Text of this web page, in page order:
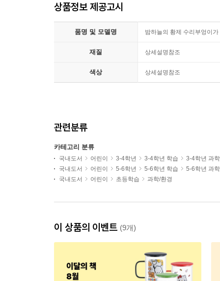
상품정보 제공고시
품명 및 모델명 밤하늘의 황제 수리부엉이
재질 상세설명참조
색상 상세설명참조
관련분류
카테고리 분류
국내도서 어린이 3-4학년 3-4학년 학습
3-4학년 과
국내도서
어린이 5-6학년 5-6학년 학습
5-6학년 과
국내도서
어린이 초등학습 과학/환경
이 상품의 이벤트 (9개)